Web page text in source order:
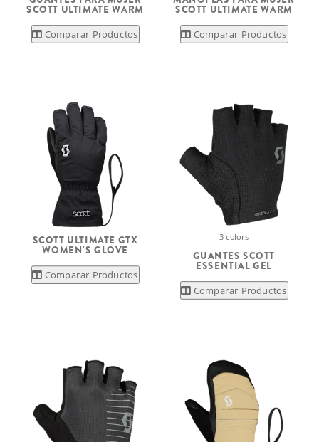
SCOTT ULTIMATE WARM
Comparar Productos
SCOTT ULTIMATE WARM
Comparar Productos
SCOTT ULTIMATE GTX
WOMEN'S GLOVE
Comparar Productos
3 colors
GUANTES SCOTT
ESSENTIAL GEL
Comparar Productos